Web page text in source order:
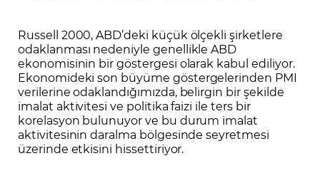
Russell 2000, ABD’deki küçük ölçekli şirketlere
odaklanması nedeniyle genellikle ABD
ekonomisinin bir göstergesi olarak kabul ediliyor.
Ekonomideki son büyüme göstergelerinden PMI
verilerine odaklandığımızda, belirgin bir şekilde
imalat aktivitesi ve politika faizi ile ters bir
korelasyon bulunuyor ve bu durum imalat
aktivitesinin daralma bölgesinde seyretmesi
üzerinde etkisini hissettiriyor.